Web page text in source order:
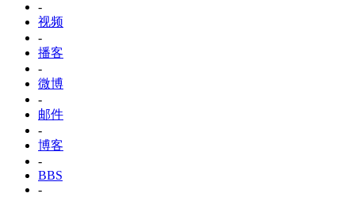
-
视频
-
播客
-
微博
-
邮件
-
博客
-
BBS
-